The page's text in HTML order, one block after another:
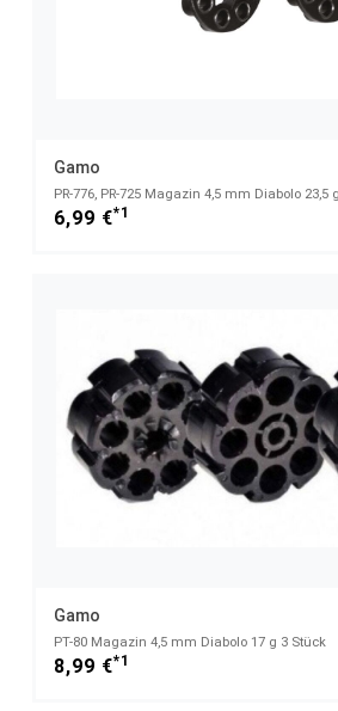
Gamo
PR-776, PR-725 Magazin 4,5 mm Diabolo 23,5
6,99 €*1
Gamo
PT-80 Magazin 4,5 mm Diabolo 17 g 3 Stück
8,99 €*1